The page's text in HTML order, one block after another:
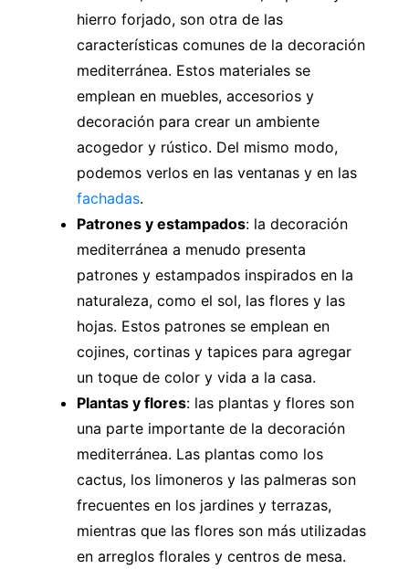
hierro forjado, son otra de las
características comunes de la decoración
mediterránea. Estos materiales se
emplean en muebles, accesorios y
decoración para crear un ambiente
acogedor y rústico. Del mismo modo,
podemos verlos en las ventanas y en las
fachadas.
Patrones y estampados: la decoración
mediterránea a menudo presenta
patrones y estampados inspirados en la
naturaleza, como el sol, las flores y las
hojas. Estos patrones se emplean en
cojines, cortinas y tapices para agregar
un toque de color y vida a la casa.
Plantas y flores: las plantas y flores son
una parte importante de la decoración
mediterránea. Las plantas como los
cactus, los limoneros y las palmeras son
frecuentes en los jardines y terrazas,
mientras que las flores son más utilizadas
en arreglos florales y centros de mesa.